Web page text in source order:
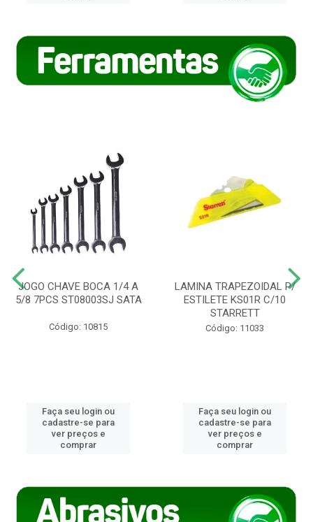
JOGO CHAVE BOCA 1/4 A
5/8 7PCS ST08003SJ SATA
Código: 10815
Faça seu login ou
cadastre-se para
ver preços e
comprar
LAMINA TRAPEZOIDAL P/
ESTILETE KS01R C/10
STARRETT
Código: 11033
Faça seu login ou
cadastre-se para
ver preços e
comprar